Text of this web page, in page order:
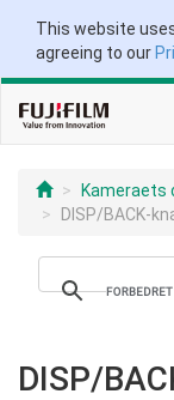
This website
agreeing to our
Kameraets
DISP/BACK-
DISP/